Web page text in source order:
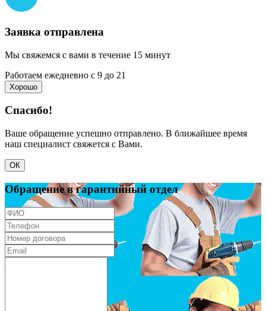
Заявка отправлена
Мы свяжемся с вами в течение 15 минут
Работаем ежедневно с 9 до 21
Хорошо
Спасибо!
Ваше обращение успешно отправлено. В ближайшее время
наш специалист свяжется с Вами.
ОК
Обращение в гарантийный отдел